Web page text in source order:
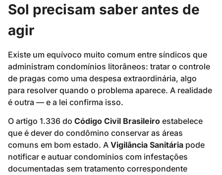
Sol precisam saber antes de
agir
Existe um equívoco muito comum entre síndicos que
administram condomínios litorâneos: tratar o controle
de pragas como uma despesa extraordinária, algo
para resolver quando o problema aparece. A realidade
é outra — e a lei confirma isso.
O artigo 1.336 do Código Civil Brasileiro estabelece
que é dever do condômino conservar as áreas
comuns em bom estado. A Vigilância Sanitária pode
notificar e autuar condomínios com infestações
documentadas sem tratamento correspondente